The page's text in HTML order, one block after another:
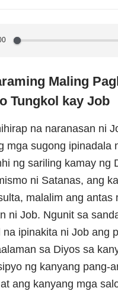
Maling
Tungkol kay Job
na naranasan ni
mga sugong ipinadala
ng sariling kamay ng
ni Satanas, ang
malalim ang antas
ni Job. Ngunit sa
na ipinakita ni Job ang
sa Diyos sa
ng kanyang pang-
ang kanyang mga